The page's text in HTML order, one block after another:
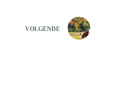
VOLGENDE